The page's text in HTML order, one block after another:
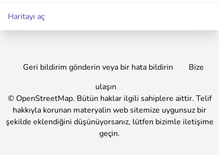
Haritayı aç
Geri bildirim gönderin veya bir hata bildirin
Bize
ulaşın
© OpenStreetMap. Bütün haklar ilgili sahiplere aittir. Telif
hakkıyla korunan materyalin web sitemize uygunsuz bir
şekilde eklendiğini düşünüyorsanız, lütfen bizimle iletişime
geçin.